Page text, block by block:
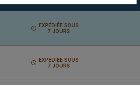
schedule EXPÉDIÉE SOUS
7 JOURS
schedule EXPÉDIÉE SOUS
7 JOURS